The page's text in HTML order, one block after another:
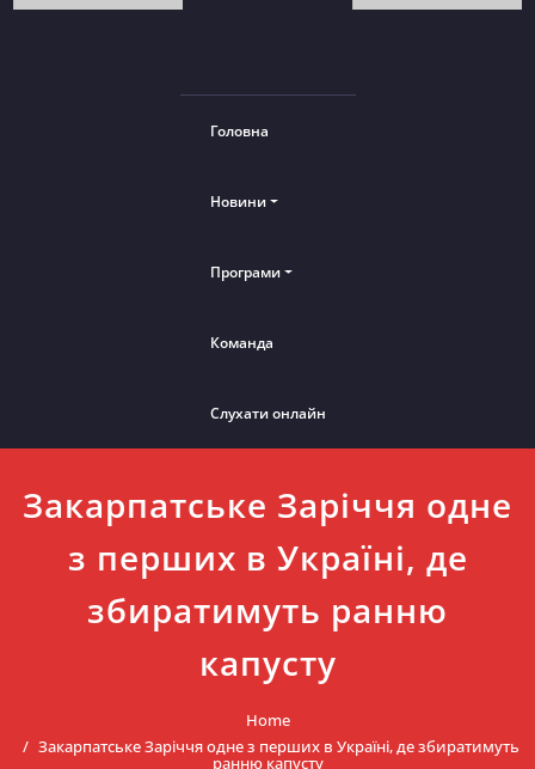
Головна
Новини
Програми
Команда
Слухати онлайн
Закарпатське Заріччя одне
з перших в Україні, де
збиратимуть ранню
капусту
Home
Закарпатське Заріччя одне з перших в Україні, де збиратимуть
ранню капусту